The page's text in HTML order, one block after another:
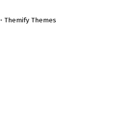
•Themify Themes